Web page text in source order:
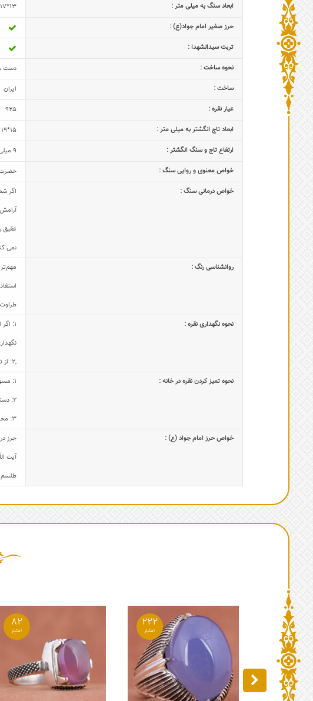
ابعاد سنگ به میلی متر :
13*17
حرز صغیر امام جواد(ع) :
تربت سیدالشهدا :
نحوه ساخت :
دست
ساخت :
ایران
عیار نقره :
925
ابعاد تاج‌ انگشتر به میلی متر :
15*19
ارتفاع تاج و سنگ انگشتر :
9 میلی متر
خواص معنوی و روایی سنگ :
حضرت
خواص درمانی سنگ :
اگر
عقیق
نمی
روانشناسی رنگ :
نحوه نگهداری نقره :
1:
,2: از تماس نقره با انواع مواد شیمیایی قوی از جمله وایتکس و ... جلوگیری کنید.
نحوه تمیز کردن نقره در خانه :
1: مسواک و خمیر دندان
2: دستمال نخی + جلاسنج (ابزار فروشی ها)
3: محلول ورونیکا
خواص حرز امام جواد (ع) :
حرز
آیت
طلسم
222
82